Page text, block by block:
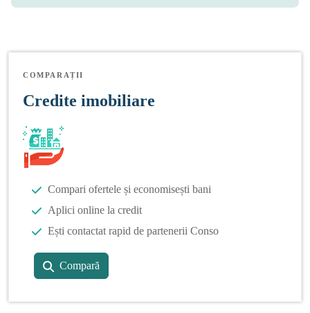
COMPARAȚII
Credite imobiliare
Compari ofertele și economisești bani
Aplici online la credit
Ești contactat rapid de partenerii Conso
Compară